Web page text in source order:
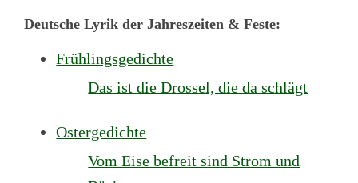
Deutsche Lyrik der Jahreszeiten & Feste:
Frühlingsgedichte
Das ist die Drossel, die da schlägt
Ostergedichte
Vom Eise befreit sind Strom und